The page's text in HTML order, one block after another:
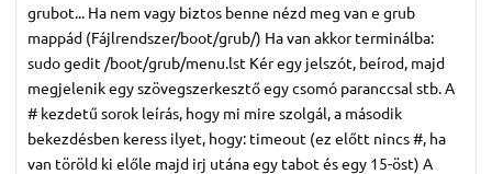
grubot... Ha nem vagy biztos benne nézd meg van e grub
mappád (Fájlrendszer/boot/grub/) Ha van akkor terminálba:
sudo gedit /boot/grub/menu.lst Kér egy jelszót, beírod, majd
megjelenik egy szövegszerkesztő egy csomó paranccsal stb. A
# kezdetű sorok leírás, hogy mi mire szolgál, a második
bekezdésben keress ilyet, hogy: timeout (ez előtt nincs #, ha
van töröld ki előle majd irj utána egy tabot és egy 15-öst) A